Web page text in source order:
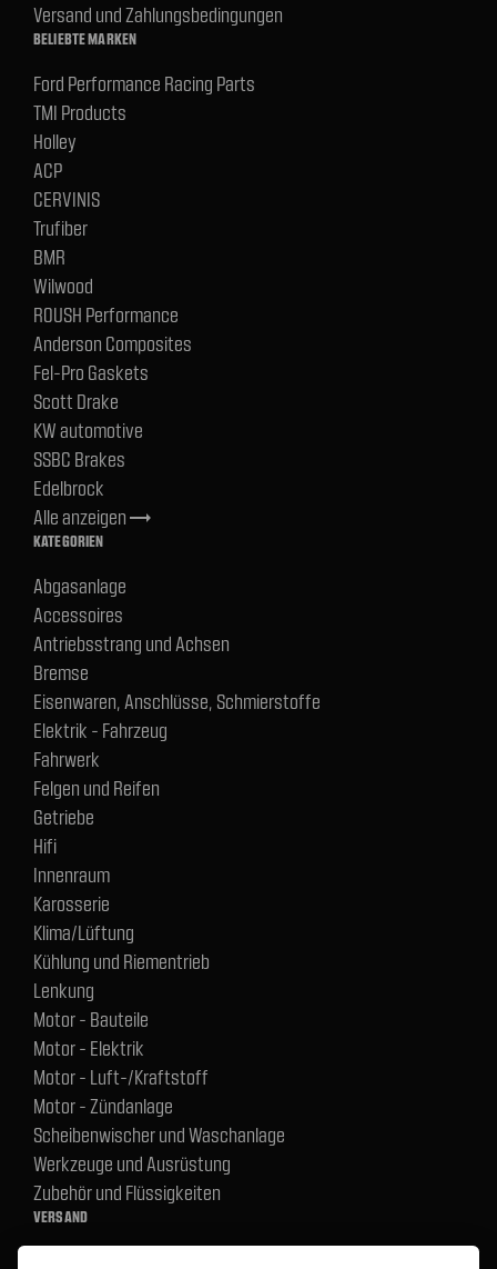
Versand und Zahlungsbedingungen
BELIEBTE MARKEN
Ford Performance Racing Parts
TMI Products
Holley
ACP
CERVINIS
Trufiber
BMR
Wilwood
ROUSH Performance
Anderson Composites
Fel-Pro Gaskets
Scott Drake
KW automotive
SSBC Brakes
Edelbrock
Alle anzeigentrending_flat
KATEGORIEN
Abgasanlage
Accessoires
Antriebsstrang und Achsen
Bremse
Eisenwaren, Anschlüsse, Schmierstoffe
Elektrik - Fahrzeug
Fahrwerk
Felgen und Reifen
Getriebe
Hifi
Innenraum
Karosserie
Klima/Lüftung
Kühlung und Riementrieb
Lenkung
Motor - Bauteile
Motor - Elektrik
Motor - Luft-/Kraftstoff
Motor - Zündanlage
Scheibenwischer und Waschanlage
Werkzeuge und Ausrüstung
Zubehör und Flüssigkeiten
VERSAND